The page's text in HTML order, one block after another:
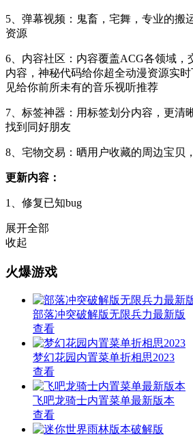
5、弹幕视频：鬼畜，宅舞，专业的搬
资源
6、内容社区：内容覆盖ACG各领域，
内容，神秘代码给你超全动漫资源实
见给你前所未有的音乐视听推荐
7、标签神器：用标签划分内容，更清
找到同好朋友
8、宅物交易：晒用户收藏的周边宝贝
更新内容：
1、修复已知bug
展开全部
收起
火爆游戏
部落冲突破解版无限兵力最新版
查看
梦幻花园内置菜单折相思2023
查看
飞吧龙骑士内置菜单最新版本
查看